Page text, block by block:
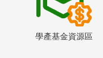
學產基金資源區